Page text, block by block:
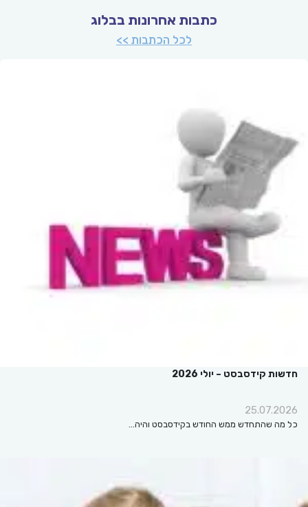
כתבות אחרונות בבלוג
לכל הכתבות >>
חדשות קידסבסט – יולי 2026
25.07.2026
כל מה שהתחדש ממש החודש בקידסבסט והיה…